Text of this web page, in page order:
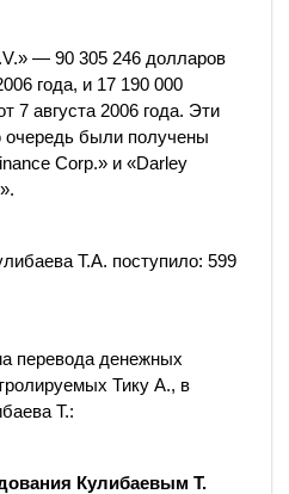
— 90 305 246 долларов
года, и 17 190 000
7 августа 2006 года. Эти
были получены
Corp.» и «Darley
Т.А. поступило: 599
перевода денежных
Тику А., в
Т.:
Кулибаевым Т.